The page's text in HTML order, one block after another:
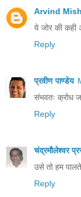
Arvind
ये जोर की कही
Reply
प्रवीण पाण्डेय
संभवतः क्रोध
Reply
चंद्रमौलेश्वर
उसे तो हम
Reply